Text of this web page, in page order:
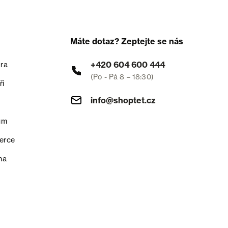
Máte dotaz? Zeptejte se nás
+420 604 600 444
(Po - Pá 8 – 18:30)
info@shoptet.cz